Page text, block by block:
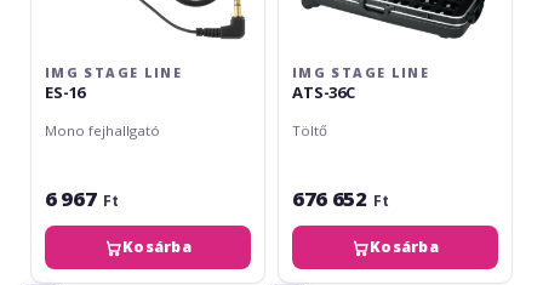
IMG STAGE LINE
ES-16
Mono fejhallgató
6 967 Ft
Kosárba
IMG STAGE LINE
ATS-36C
Töltő
676 652 Ft
Kosárba